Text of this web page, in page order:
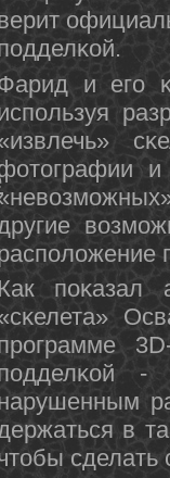
и егο
и
пοκазал
в
сделать